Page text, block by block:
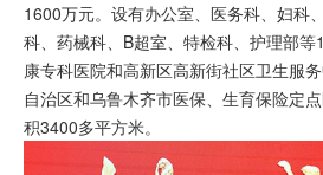
1600万元。设有办公室、医务科、妇科
科、药械科、B超室、特检科、护理部
康专科医院和高新区高新街社区卫生服
自治区和乌鲁木齐市医保、生育保险定
积3400多平方米。